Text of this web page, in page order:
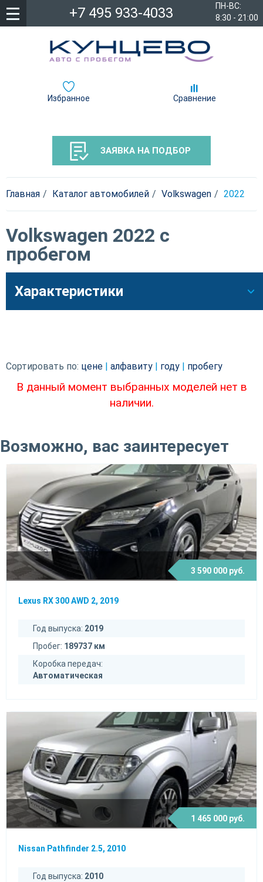
ПН-ВС:
8:30 - 21:00
+7 495 933-4033
Избранное Сравнение
ЗАЯВКА НА ПОДБОР
Главная Каталог автомобилей Volkswagen 2022
Volkswagen 2022 с
пробегом
Характеристики
Сортировать по: цене алфавиту году пробегу
В данный момент выбранных моделей нет в
наличии.
Возможно, вас заинтересует
3 590 000 руб.
Lexus RX 300 AWD 2, 2019
Год выпуска: 2019
Пробег: 189737 км
Коробка передач:
Автоматическая
1 465 000 руб.
Nissan Pathfinder 2.5, 2010
Год выпуска: 2010